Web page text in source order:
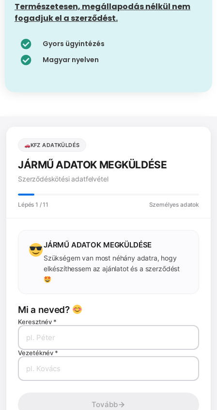
Természetesen, megállapodás nélkül nem
fogadjuk el a szerződést.
Gyors ügyintézés
Magyar nyelven
KFZ ADATKÜLDÉS
JÁRMŰ ADATOK MEGKÜLDÉSE
Szerződéskötési adatfelvétel
Lépés1 / 11 Személyes adatok
JÁRMŰ ADATOK MEGKÜLDÉSE
Szükségem van most néhány adatra, hogy
elkészíthessem az ajánlatot és a szerződést
Mi a neved?
Keresztnév *
Vezetéknév *
Tovább